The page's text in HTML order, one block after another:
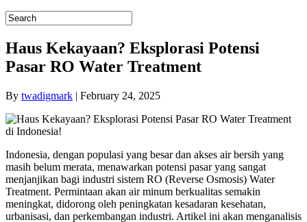
Haus Kekayaan? Eksplorasi Potensi
Pasar RO Water Treatment
By twadigmark | February 24, 2025
Indonesia, dengan populasi yang besar dan akses air bersih yang
masih belum merata, menawarkan potensi pasar yang sangat
menjanjikan bagi industri sistem RO (Reverse Osmosis) Water
Treatment. Permintaan akan air minum berkualitas semakin
meningkat, didorong oleh peningkatan kesadaran kesehatan,
urbanisasi, dan perkembangan industri. Artikel ini akan menganalisis